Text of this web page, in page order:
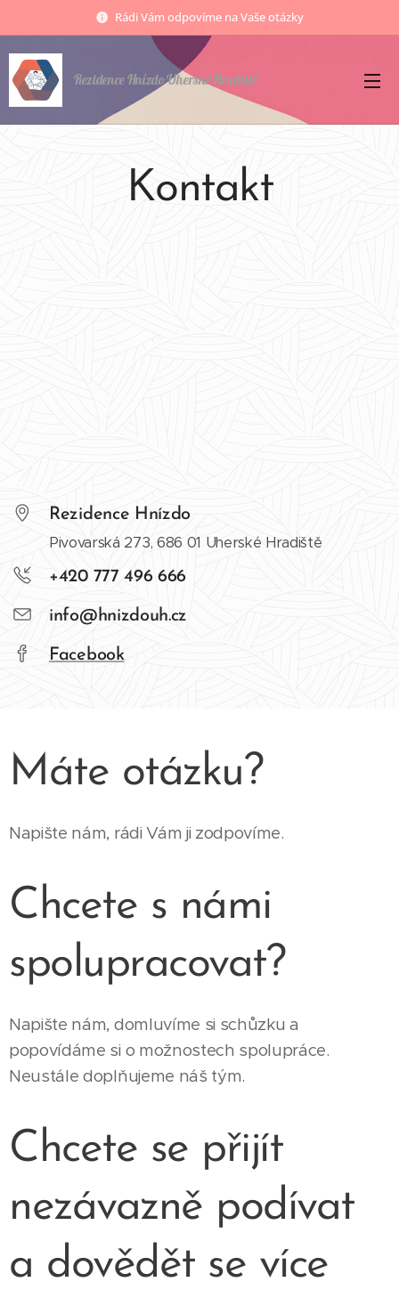
Rádi Vám odpovíme na Vaše otázky
Rezidence Hnízdo Uherské Hradiště
Kontakt
Rezidence Hnízdo
Pivovarská 273, 686 01 Uherské Hradiště
+420 777 496 666
info@hnizdouh.cz
Facebook
Máte otázku?
Napište nám, rádi Vám ji zodpovíme.
Chcete s námi
spolupracovat?
Napište nám, domluvíme si schůzku a
popovídáme si o možnostech spolupráce.
Neustále doplňujeme náš tým.
Chcete se přijít
nezávazně podívat
a dovědět se více